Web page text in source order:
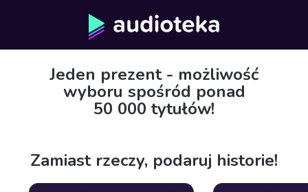
Jeden prezent - możliwość
wyboru spośród ponad
50 000 tytułów!
Zamiast rzeczy, podaruj historie!